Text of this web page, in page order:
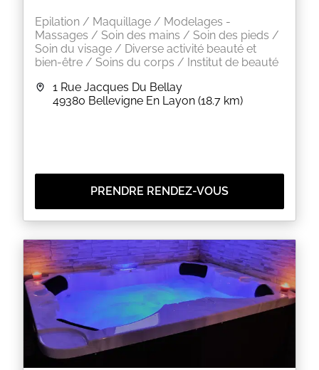
Epilation / Maquillage / Modelages -
Massages / Soin des mains / Soin des pieds /
Soin du visage / Diverse activité beauté et
bien-être / Soins du corps / Institut de beauté
1 Rue Jacques Du Bellay
49380 Bellevigne En Layon (18.7 km)
PRENDRE RENDEZ-VOUS